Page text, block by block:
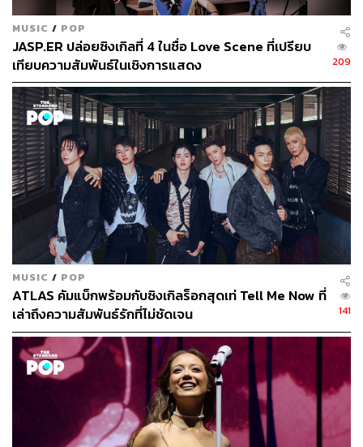
MUSIC / POP
JASP.ER ปล่อยซิงเกิลที่ 4 ในชื่อ Love Scene ที่เปรียบ
เทียบความสัมพันธ์ในเชิงการแสดง
209
MUSIC / POP
ATLAS คัมแบ็กพร้อมกับซิงเกิลร็อกสุดเท่ Tell Me Now ที่
เล่าถึงความสัมพันธ์รักที่ไม่ชัดเจน
141